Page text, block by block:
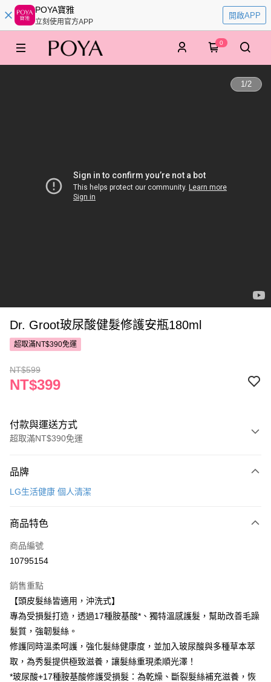
POYA寶雅
立刻使用官方APP
開啟APP
0
1/2
Dr. Groot玻尿酸健髮修護安瓶180ml
超取滿NT$390免運
NT$599
NT$399
付款與運送方式
超取滿NT$390免運
POYA支付
超商取貨付款
LINE Pay
街口支付
悠遊付
Google Pay
AFTEE先享後付
相關說明
品牌
LG生活健康 個人清潔
商品特色
商品編號
10795154
銷售重點
【頭皮髮絲皆適用，沖洗式】
專為受損髮打造，透過17種胺基酸*、獨特溫感護髮，幫助改善毛躁
髮質，強韌髮絲。
修護同時溫柔呵護，強化髮絲健康度，並加入玻尿酸與多種草本萃
取，為秀髮提供極致滋養，讓髮絲重現柔順光澤！
*玻尿酸+17種胺基酸修護受損髮：為乾燥、斷裂髮絲補充滋養，恢